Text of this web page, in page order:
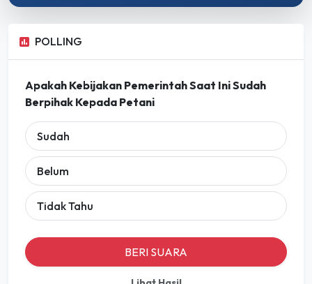
POLLING
Apakah Kebijakan Pemerintah Saat Ini Sudah
Berpihak Kepada Petani
Sudah
Belum
Tidak Tahu
BERI SUARA